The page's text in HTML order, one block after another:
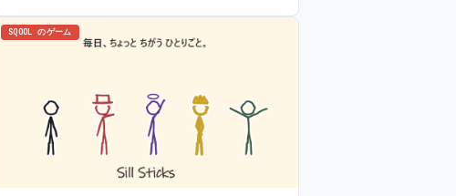
SQOOL のゲーム